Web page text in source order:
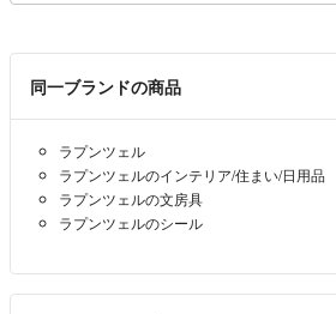
同一ブランドの商品
ラプンツェル
ラプンツェルのインテリア/住まい/日用品
ラプンツェルの文房具
ラプンツェルのシール